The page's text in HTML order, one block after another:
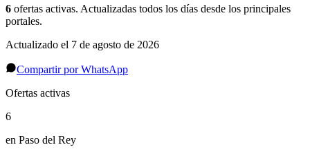
6 ofertas activas. Actualizadas todos los días desde los principales
portales.
Actualizado el 7 de agosto de 2026
Compartir por WhatsApp
Ofertas activas
6
en Paso del Rey